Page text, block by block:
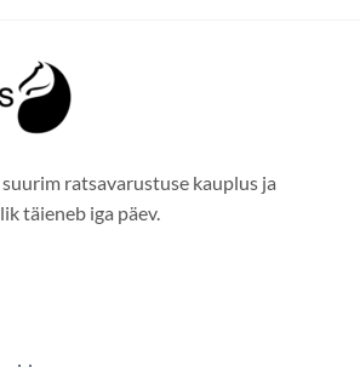
ratsavarustuse kauplus ja
täieneb iga päev.